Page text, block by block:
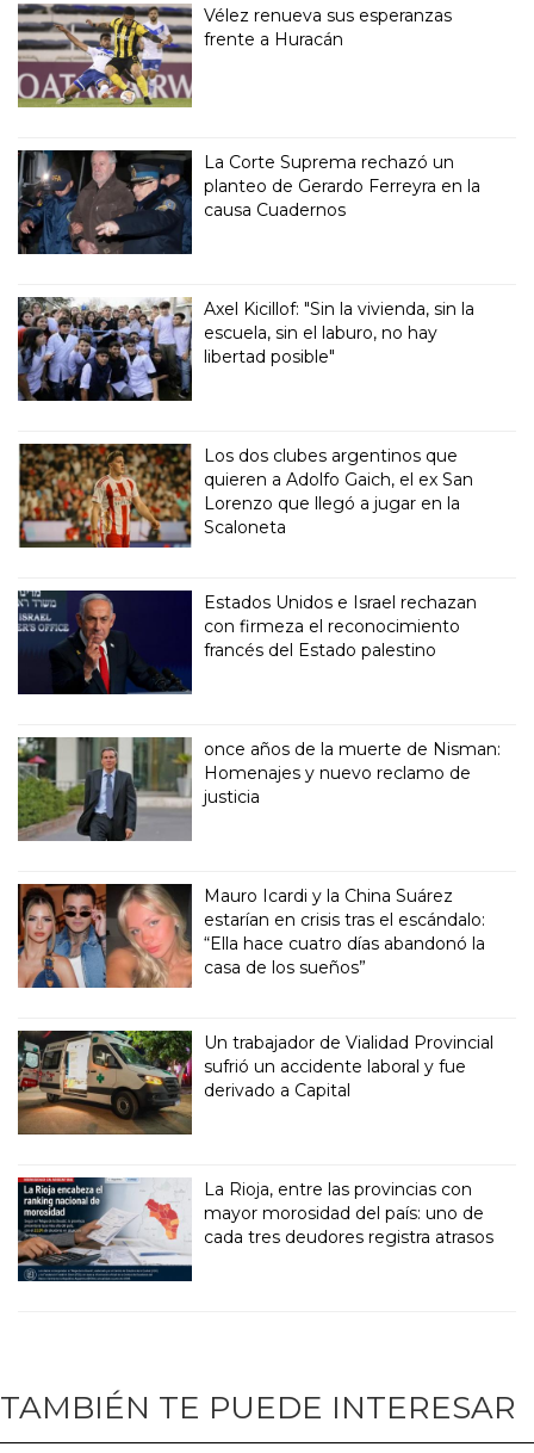
Vélez renueva sus esperanzas
frente a Huracán
La Corte Suprema rechazó un
planteo de Gerardo Ferreyra en la
causa Cuadernos
Axel Kicillof: "Sin la vivienda, sin la
escuela, sin el laburo, no hay
libertad posible"
Los dos clubes argentinos que
quieren a Adolfo Gaich, el ex San
Lorenzo que llegó a jugar en la
Scaloneta
Estados Unidos e Israel rechazan
con firmeza el reconocimiento
francés del Estado palestino
once años de la muerte de Nisman:
Homenajes y nuevo reclamo de
justicia
Mauro Icardi y la China Suárez
estarían en crisis tras el escándalo:
“Ella hace cuatro días abandonó la
casa de los sueños”
Un trabajador de Vialidad Provincial
sufrió un accidente laboral y fue
derivado a Capital
La Rioja, entre las provincias con
mayor morosidad del país: uno de
cada tres deudores registra atrasos
TAMBIÉN TE PUEDE INTERESAR